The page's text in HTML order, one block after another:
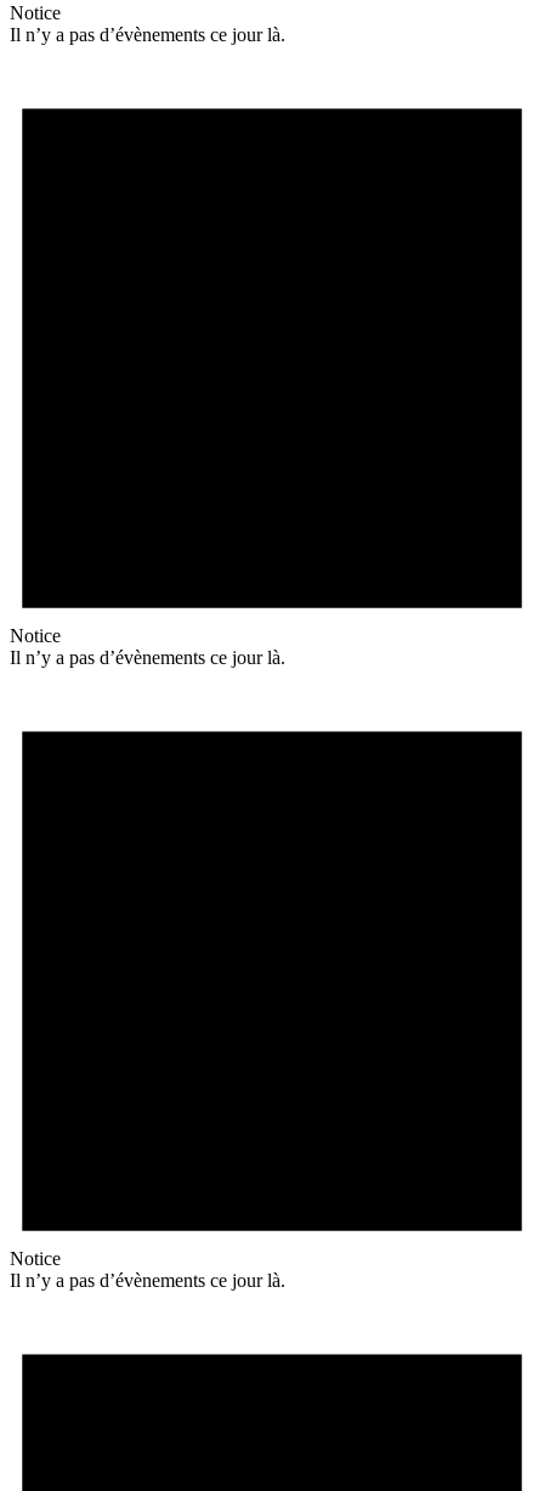
Notice
Il n’y a pas d’évènements ce jour là.
Notice
Il n’y a pas d’évènements ce jour là.
Notice
Il n’y a pas d’évènements ce jour là.